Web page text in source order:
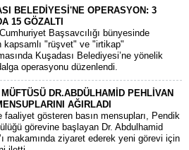
BELEDİYESİ'NE OPERASYON: 3
15 GÖZALTI
Başsavcılığı bünyesinde
kapsamlı "rüşvet" ve "irtikap"
Kuşadası Belediyesi’ne yönelik
operasyonu düzenlendi.
DR.ABDÜLHAMİD PEHLİVAN
AĞIRLADI
faaliyet gösteren basın mensupları, Pendik
görevine başlayan Dr. Abdulhamid
makamında ziyaret ederek yeni görevi için